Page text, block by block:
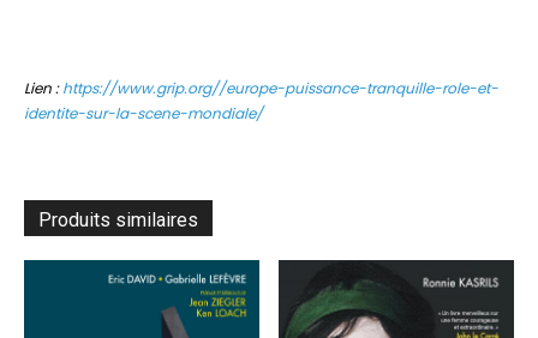
Lien :https://www.grip.org//europe-puissance-tranquille-role-et-
identite-sur-la-scene-mondiale/
Produits similaires